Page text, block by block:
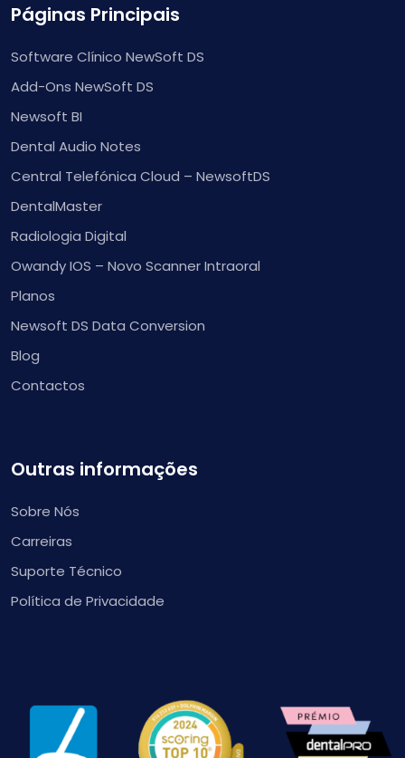
Páginas Principais
Software Clínico NewSoft DS
Add-Ons NewSoft DS
Newsoft BI
Dental Audio Notes
Central Telefónica Cloud – NewsoftDS
DentalMaster
Radiologia Digital
Owandy IOS – Novo Scanner Intraoral
Planos
Newsoft DS Data Conversion
Blog
Contactos
Outras informações
Sobre Nós
Carreiras
Suporte Técnico
Política de Privacidade